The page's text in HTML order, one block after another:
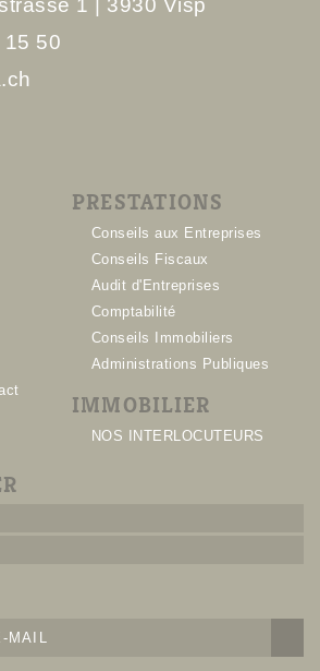
1 | 3930 Visp
50
PRESTATIONS
Conseils aux Entreprises
Conseils Fiscaux
Audit d'Entreprises
Comptabilité
Conseils Immobiliers
Administrations Publiques
IMMOBILIER
NOS INTERLOCUTEURS